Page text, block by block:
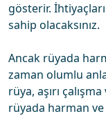
gösterir.
sahip olacaksınız.
Ancak rüyada
zaman olumlu
rüya, aşırı
rüyada harman ve